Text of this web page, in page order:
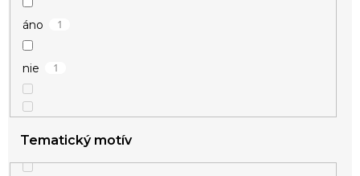
áno 1
nie 1
Tematický motív